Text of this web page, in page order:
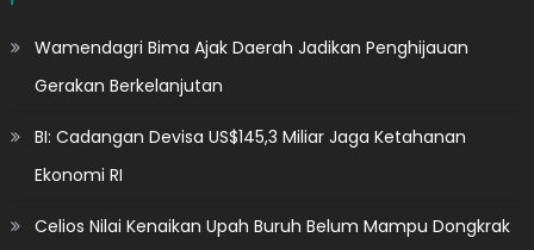
Wamendagri Bima Ajak Daerah Jadikan Penghijauan
Gerakan Berkelanjutan
BI: Cadangan Devisa US$145,3 Miliar Jaga Ketahanan
Ekonomi RI
Celios Nilai Kenaikan Upah Buruh Belum Mampu Dongkrak